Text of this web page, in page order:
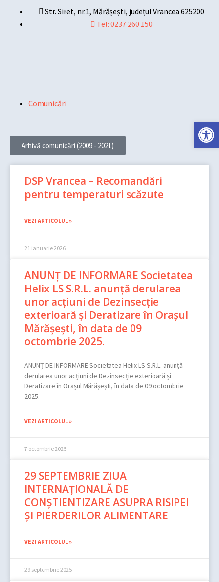
Str. Siret, nr.1, Mărășești, județul Vrancea 625200
Tel: 0237 260 150
Comunicări
Arhivă comunicări (2009 - 2021)
DSP Vrancea – Recomandări
pentru temperaturi scăzute
VEZI ARTICOLUL »
21 ianuarie 2026
ANUNȚ DE INFORMARE Societatea
Helix LS S.R.L. anunță derularea
unor acțiuni de Dezinsecție
exterioară și Deratizare în Orașul
Mărășești, în data de 09
octombrie 2025.
ANUNȚ DE INFORMARE Societatea Helix LS S.R.L. anunță
derularea unor acțiuni de Dezinsecție exterioară și
Deratizare în Orașul Mărășești, în data de 09 octombrie
2025.
VEZI ARTICOLUL »
7 octombrie 2025
29 SEPTEMBRIE ZIUA
INTERNAȚIONALĂ DE
CONȘTIENTIZARE ASUPRA RISIPEI
ȘI PIERDERILOR ALIMENTARE
VEZI ARTICOLUL »
29 septembrie 2025
Deschide